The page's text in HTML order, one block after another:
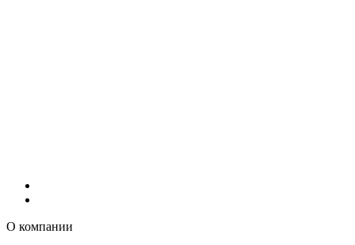
О компании